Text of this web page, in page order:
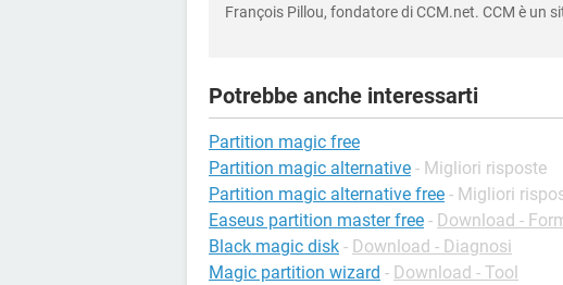
François Pillou, fondatore di CCM.net. CCM è un
Potrebbe anche interessarti
Partition magic free
Partition magic alternative - Migliori risposte
Partition magic alternative free - Migliori
Easeus partition master free - Download -
Black magic disk - Download - Diagnosi
Magic partition wizard - Download - Tool